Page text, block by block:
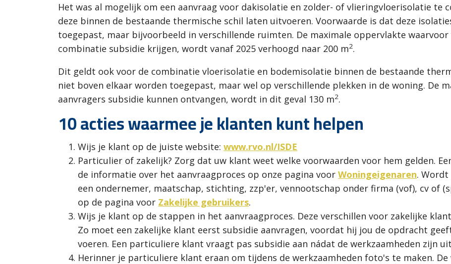
Het was al mogelijk om een aanvraag voor dakisolatie en zolder- of vlieringvloerisolatie te
deze binnen de bestaande thermische schil laten uitvoeren. Voorwaarde is dat deze
toegepast, maar bijvoorbeeld in verschillende ruimten. De maximale oppervlakte
combinatie subsidie krijgen, wordt vanaf 2025 verhoogd naar 200 m2.
Dit geldt ook voor de combinatie vloerisolatie en bodemisolatie binnen de bestaande
niet boven elkaar worden toegepast, maar wel op verschillende plekken in de woning. De
aanvragers subsidie kunnen ontvangen, wordt in dit geval 130 m2.
10 acties waarmee je klanten kunt helpen
Wijs je klant op de juiste website: www.rvo.nl/ISDE
Particulier of zakelijk? Zorg dat uw klant weet welke voorwaarden voor hem gelden.
de informatie over het aanvraagproces op onze pagina voor Woningeigenaren.
een ondernemer, maatschap, stichting, zzp'er, vennootschap onder firma (vof), cv of
op de pagina voor Zakelijke gebruikers.
Wijs je klant op de stappen in het aanvraagproces. Deze verschillen voor zakelijke
Zo moet een zakelijke klant eerst subsidie aanvragen, voordat hij jou de opdracht
voeren. Een particuliere klant vraagt pas subsidie aan nádat de werkzaamheden zijn
Herinner je particuliere klant eraan om tijdens de werkzaamheden foto's te maken.